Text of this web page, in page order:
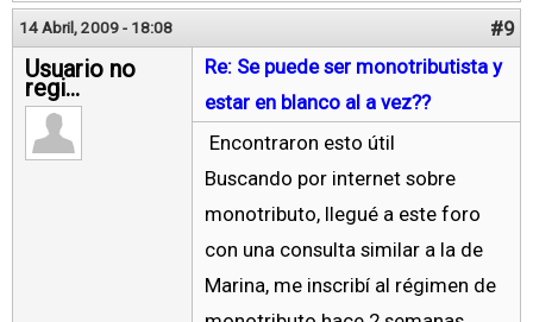
14 Abril, 2009 - 18:08 #9
Usuario no
regi...
Re: Se puede ser monotributista y
estar en blanco al a vez??
Encontraron esto útil
Buscando por internet sobre
monotributo, llegué a este foro
con una consulta similar a la de
Marina, me inscribí al régimen de